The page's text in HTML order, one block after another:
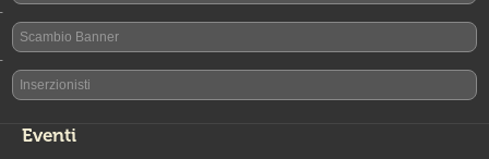
-
Scambio Banner
-
Inserzionisti
Eventi